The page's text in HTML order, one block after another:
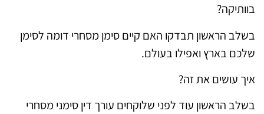
בוותיקה?
בשלב הראשון תבדקו האם קיים סימן מסחרי דומה לסימן
שלכם בארץ ואפילו בעולם.
איך עושים את זה?
בשלב הראשון עוד לפני שלוקחים עורך דין סימני מסחרי